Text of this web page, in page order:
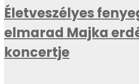
Életveszélyes
elmarad Majka
koncertje